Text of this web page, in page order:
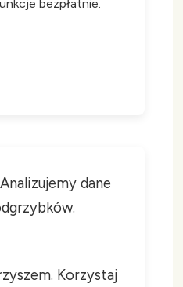
bezpłatnie.
dane
Korzystaj